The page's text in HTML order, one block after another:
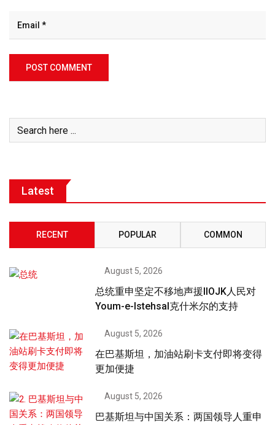
Latest
RECENT POPULAR COMMON
August 5, 2026
总统重申坚定不移地声援IIOJK人民对
Youm-e-Istehsal克什米尔的支持
August 5, 2026
在巴基斯坦，加油站刷卡支付即将变得
更加便捷
August 5, 2026
巴基斯坦与中国关系：两国领导人重申